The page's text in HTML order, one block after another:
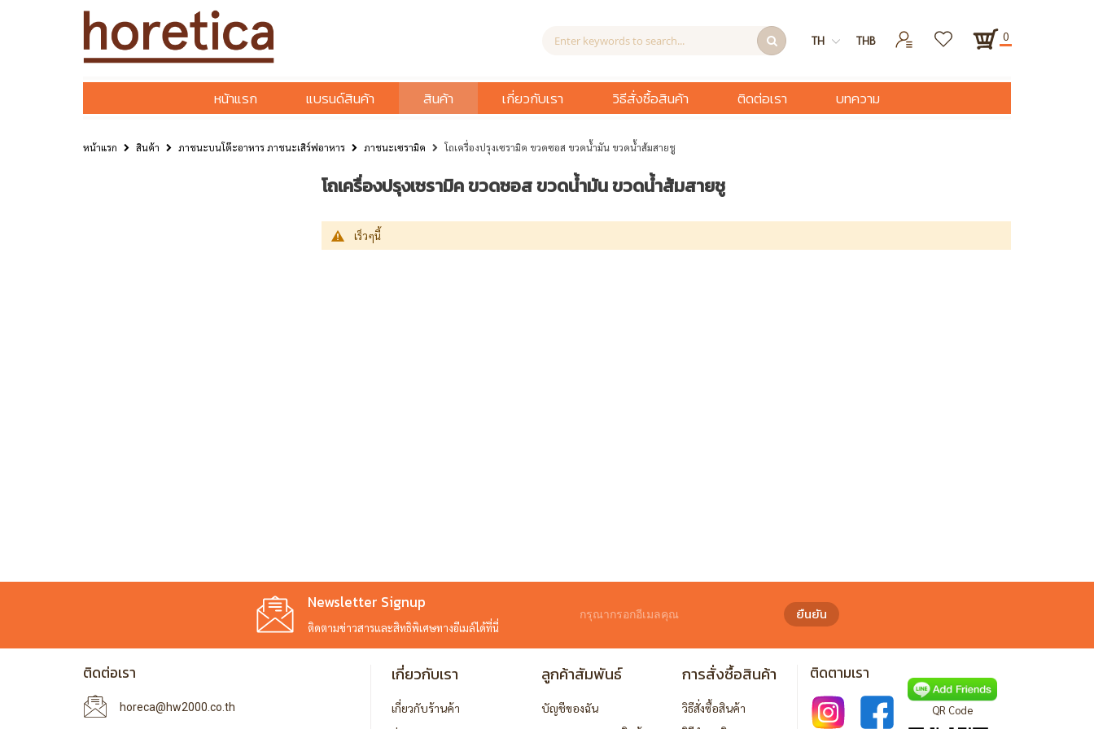
TH THB 0
หน้าแรก แบรนด์สินค้า สินค้า เกี่ยวกับเรา วิธีสั่งซื้อสินค้า ติดต่อเรา บทความ
หน้าแรก สินค้า ภาชนะบนโต๊ะอาหาร ภาชนะเสิร์ฟอาหาร ภาชนะเซรามิค โถเครื่องปรุงเซรามิค ขวดซอส ขวดน้ำมัน ขวดน้ำส้มสายชู
โถเครื่องปรุงเซรามิค ขวดซอส ขวดน้ำมัน ขวดน้ำส้มสายชู
เร็วๆนี้
Newsletter Signup
ติดตามข่าวสารและสิทธิพิเศษทางอีเมล์ได้ที่นี่
ยืนยัน
ติดต่อเรา
horeca@hw2000.co.th
เกี่ยวกับเรา
เกี่ยวกับร้านค้า
ลูกค้าสัมพันธ์
บัญชีของฉัน
การสั่งซื้อสินค้า
วิธีสั่งซื้อสินค้า
ติดตามเรา
QR Code